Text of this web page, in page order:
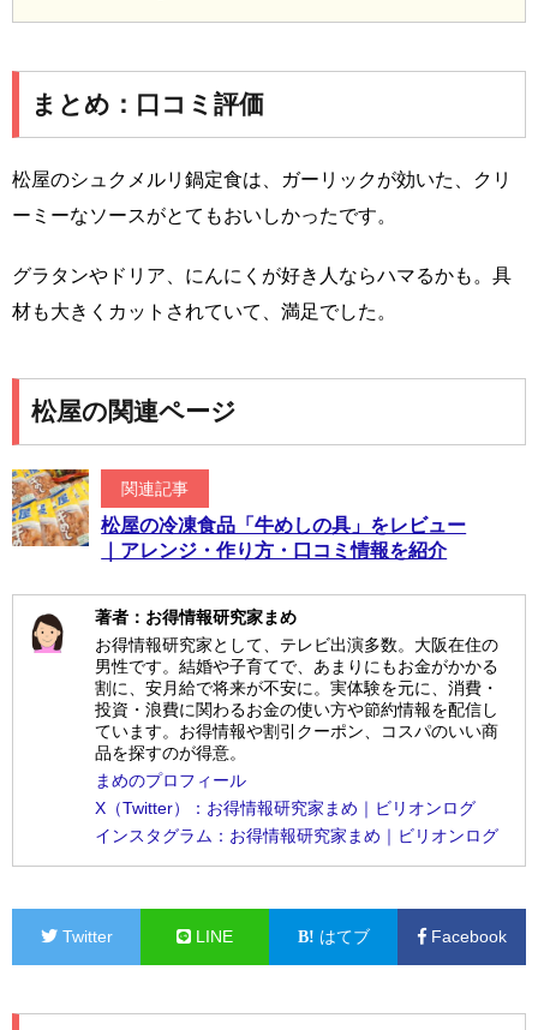
まとめ：口コミ評価
松屋のシュクメルリ鍋定食は、ガーリックが効いた、クリ
ーミーなソースがとてもおいしかったです。
グラタンやドリア、にんにくが好き人ならハマるかも。具
材も大きくカットされていて、満足でした。
松屋の関連ページ
関連記事
松屋の冷凍食品「牛めしの具」をレビュー
｜アレンジ・作り方・口コミ情報を紹介
著者：お得情報研究家まめ
お得情報研究家として、テレビ出演多数。大阪在住の
男性です。結婚や子育てで、あまりにもお金がかかる
割に、安月給で将来が不安に。実体験を元に、消費・
投資・浪費に関わるお金の使い方や節約情報を配信し
ています。お得情報や割引クーポン、コスパのいい商
品を探すのが得意。
まめのプロフィール
X（Twitter）：お得情報研究家まめ｜ビリオンログ
インスタグラム：お得情報研究家まめ｜ビリオンログ
Twitter LINE はてブ Facebook